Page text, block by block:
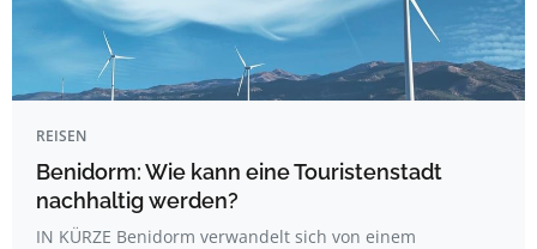
REISEN
Benidorm: Wie kann eine Touristenstadt
nachhaltig werden?
IN KÜRZE Benidorm verwandelt sich von einem